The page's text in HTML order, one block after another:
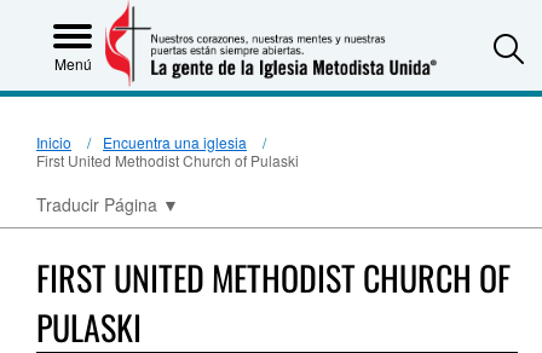
Menú
Inicio
Encuentra una iglesia
First United Methodist Church of Pulaski
Traducir Página ▼
FIRST UNITED METHODIST CHURCH OF
PULASKI